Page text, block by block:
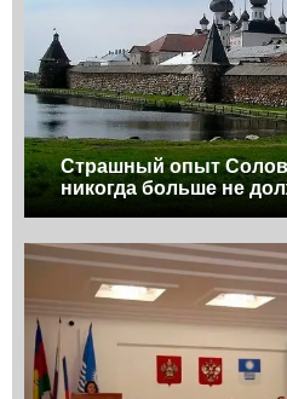
Страшный опыт
никогда больше не